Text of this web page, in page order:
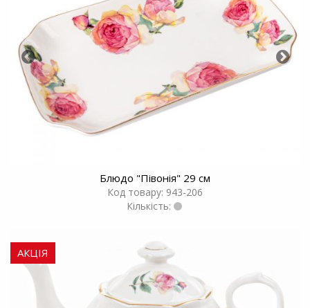
Блюдо "Пiвонiя" 29 см
Код товару: 943-206
Кількість:
АКЦІЯ